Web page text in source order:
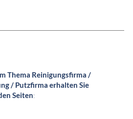
Thema Reinigungsfirma /
/ Putzfirma erhalten Sie
Seiten: